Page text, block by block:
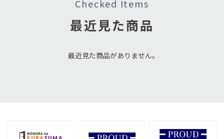
Checked Items
最近見た商品
最近見た商品がありません。